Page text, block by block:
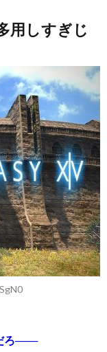
用しすぎじ
ろ───